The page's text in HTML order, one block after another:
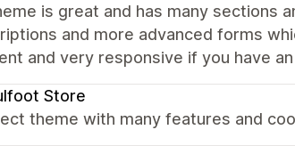
is great and has many sections
and more advanced forms
and very responsive if you have
Store
theme with many features and